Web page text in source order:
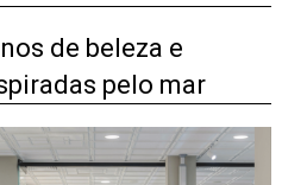
de beleza e
pelo mar